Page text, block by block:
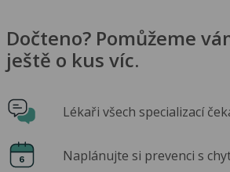
Dočteno? Pomůžeme
ještě o kus víc.
Lékaři všech specializací
Naplánujte si prevenci s